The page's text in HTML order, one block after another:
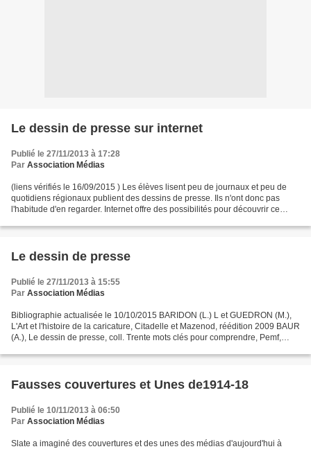
Le dessin de presse sur internet
Publié le 27/11/2013 à 17:28
Par Association Médias
(liens vérifiés le 16/09/2015 ) Les élèves lisent peu de journaux et peu de
quotidiens régionaux publient des dessins de presse. Ils n'ont donc pas
l'habitude d'en regarder. Internet offre des possibilités pour découvrir ce
Le dessin de presse
Publié le 27/11/2013 à 15:55
Par Association Médias
Bibliographie actualisée le 10/10/2015 BARIDON (L.) L et GUEDRON (M.),
L'Art et l'histoire de la caricature, Citadelle et Mazenod, réédition 2009 BAUR
(A.), Le dessin de presse, coll. Trente mots clés pour comprendre, Pemf,
Fausses couvertures et Unes de1914-18
Publié le 10/11/2013 à 06:50
Par Association Médias
Slate a imaginé des couvertures et des unes des médias d'aujourd'hui à